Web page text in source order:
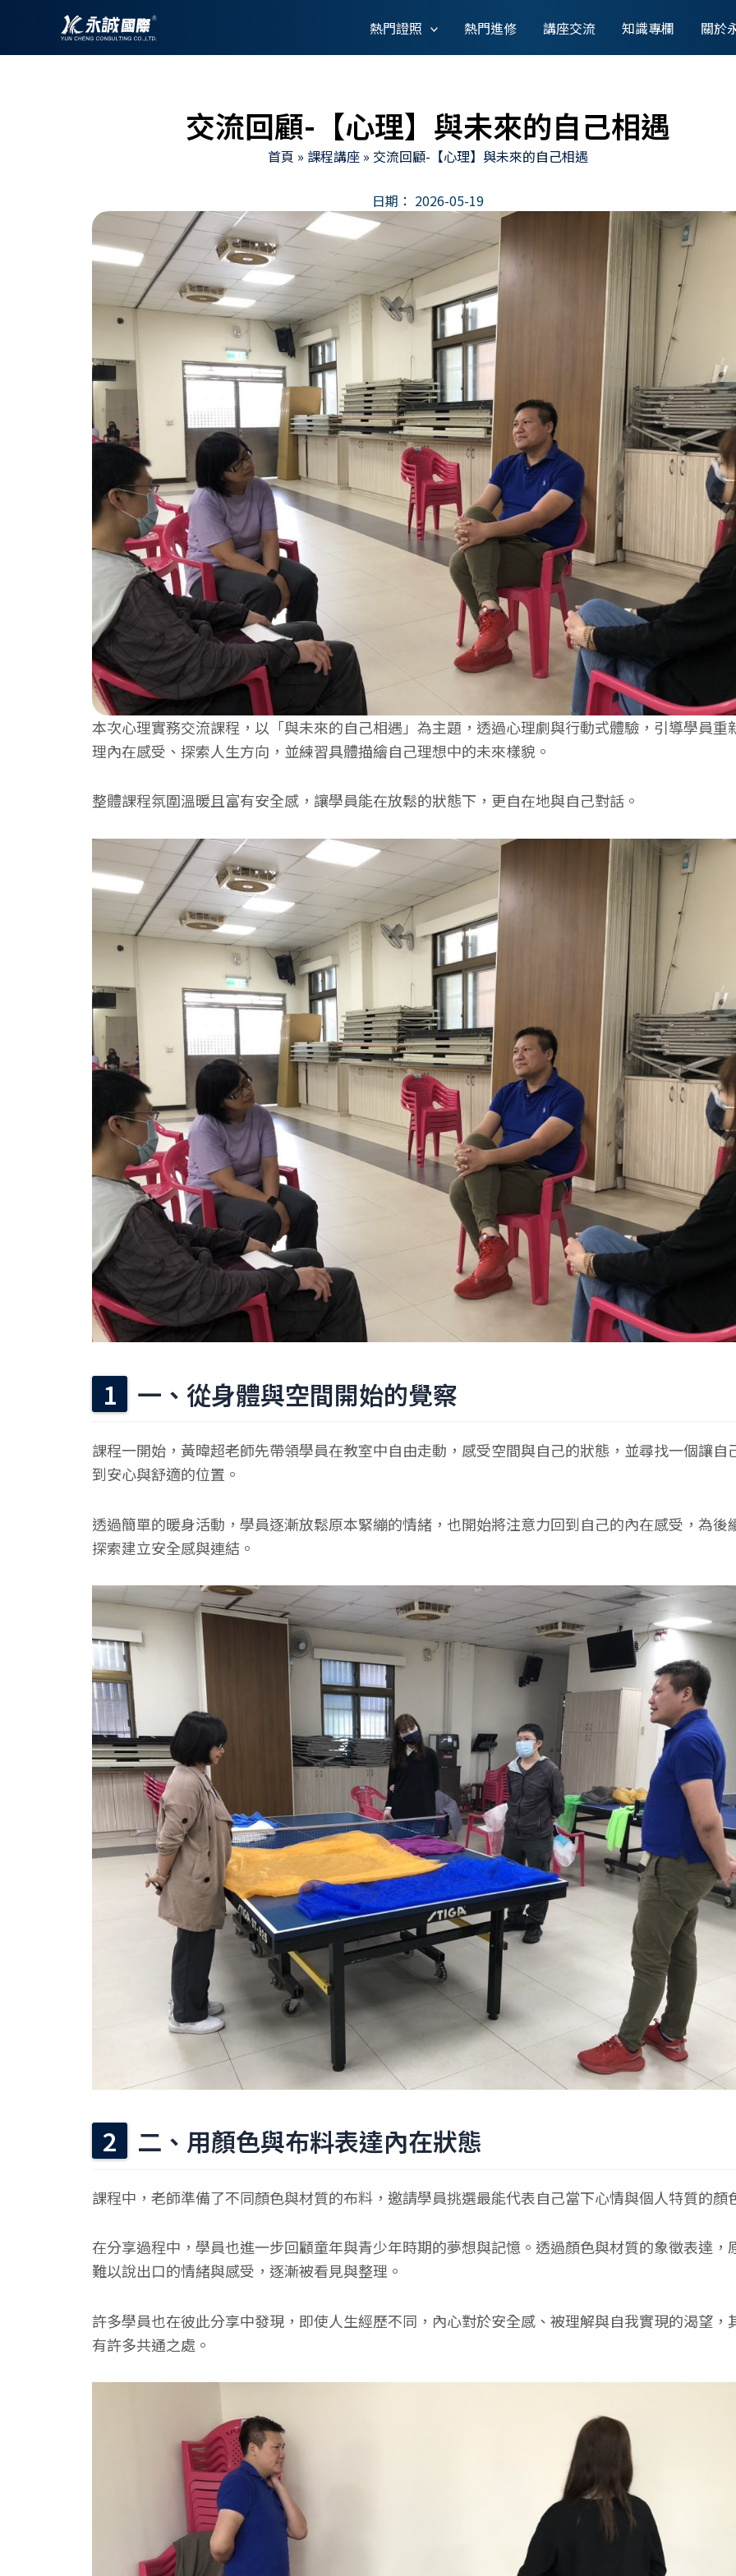
主
熱門證照 熱門進修 講座交流 知識專欄 關於
交流回顧-【心理】與未來的自己相遇
首頁 » 課程講座» 交流回顧-【心理】與未來的自己相遇
日期： 2026-05-19
本次心理實務交流課程，以「與未來的自己相遇」為主題，透過心理劇與行動式體驗，引導學員重
理內在感受、探索人生方向，並練習具體描繪自己理想中的未來樣貌。
整體課程氛圍溫暖且富有安全感，讓學員能在放鬆的狀態下，更自在地與自己對話。
一、從身體與空間開始的覺察
課程一開始，黃暐超老師先帶領學員在教室中自由走動，感受空間與自己的狀態，並尋找一個讓自
到安心與舒適的位置。
透過簡單的暖身活動，學員逐漸放鬆原本緊繃的情緒，也開始將注意力回到自己的內在感受，為後
探索建立安全感與連結。
二、用顏色與布料表達內在狀態
課程中，老師準備了不同顏色與材質的布料，邀請學員挑選最能代表自己當下心情與個人特質的顏
在分享過程中，學員也進一步回顧童年與青少年時期的夢想與記憶。透過顏色與材質的象徵表達，
難以說出口的情緒與感受，逐漸被看見與整理。
許多學員也在彼此分享中發現，即使人生經歷不同，內心對於安全感、被理解與自我實現的渴望，
有許多共通之處。